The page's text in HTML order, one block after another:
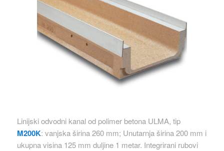
Linijski odvodni kanal od polimer betona ULMA, tip
M200K: vanjska širina 260 mm; Unutarnja širina 200 mm i
ukupna visina 125 mm duljine 1 metar. Integrirani rubovi